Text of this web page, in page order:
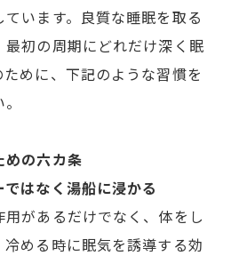
います。良質な睡眠を取る
初の周期にどれだけ深く眠
めに、下記のような習慣を
の六カ条
はなく湯船に浸かる
があるだけでなく、体をし
める時に眠気を誘導する効